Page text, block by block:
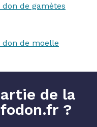
don de gamètes
don de moelle
de la
?